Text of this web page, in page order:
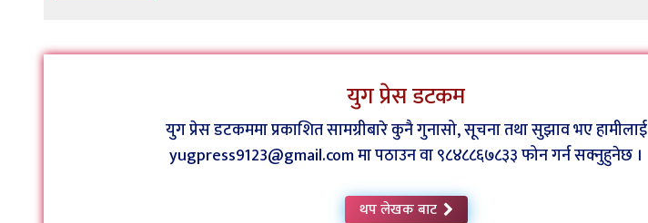
युग प्रेस डटकम
युग प्रेस डटकममा प्रकाशित सामग्रीबारे कुनै गुनासो, सूचना तथा सुझाव भए हामीलाई
yugpress9123@gmail.com मा पठाउन वा ९८४८८६७८३३ फोन गर्न सक्नुहुनेछ ।
थप लेखक बाट